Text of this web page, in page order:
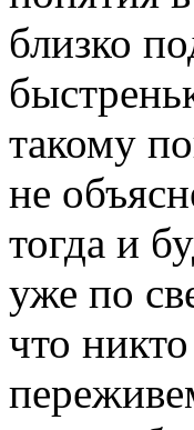
близко
такому
не
тогда и
уже по
что